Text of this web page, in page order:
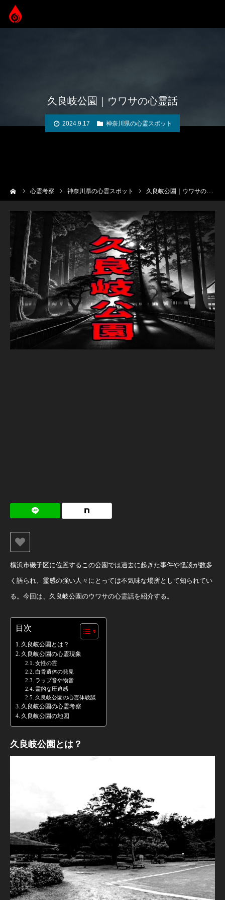
久良岐公園｜ウワサの心霊話
2024.9.17 神奈川県の心霊スポット
心霊考察 神奈川県の心霊スポット 久良岐公園｜ウワサの心霊話
横浜市磯子区に位置するこの公園では過去に起きた事件や怪談が数多
く語られ、霊感の強い人々にとっては不気味な場所として知られてい
る。今回は、久良岐公園のウワサの心霊話を紹介する。
目次
久良岐公園とは？
久良岐公園の心霊現象
女性の霊
白骨遺体の発見
ラップ音や物音
霊的な圧迫感
久良岐公園の心霊体験談
久良岐公園の心霊考察
久良岐公園の地図
久良岐公園とは？